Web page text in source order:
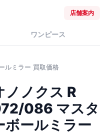
店舗案内
ワンピース
ルミラー 買取価格
ノノクス R
086 マスタ
ボールミラー